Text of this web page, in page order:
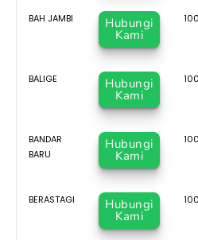
BAH JAMBI Hubungi
Kami
BALIGE Hubungi
Kami
BANDAR
BARU
Hubungi
Kami
BERASTAGI Hubungi
Kami